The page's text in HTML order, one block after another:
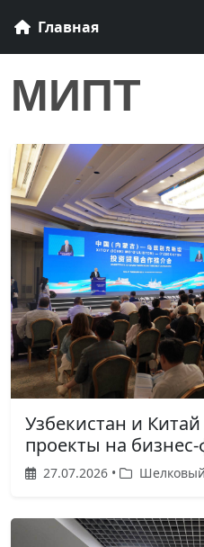
Главная
МИПТ
Узбекистан и
проекты на
27.07.2026 •